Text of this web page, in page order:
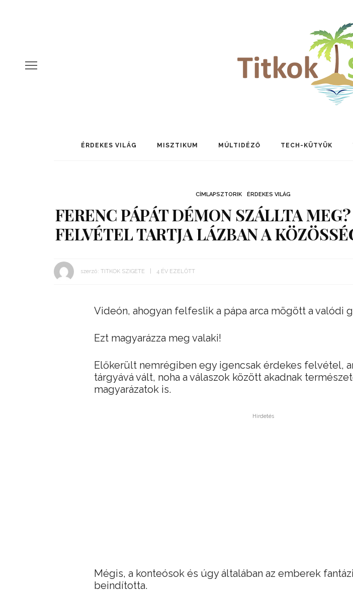
ÉRDEKES VILÁG MISZTIKUM MÚLTIDÉZŐ TECH-KÜTYÜK
CÍMLAPSZTORIK ÉRDEKES VILÁG
FERENC PÁPÁT DÉMON SZÁLLTA
FELVÉTEL TARTJA LÁZBAN A
szerző: TITKOK SZIGETE 4 ÉV EZELŐTT
Videón, ahogyan felfeslik a pápa arca mögött a valódi
Ezt magyarázza meg valaki!
Előkerült nemrégiben egy igencsak érdekes felvétel,
tárgyává vált, noha a válaszok között akadnak
magyarázatok is.
Hirdetés
Mégis, a konteósok és úgy általában az emberek
beindította.